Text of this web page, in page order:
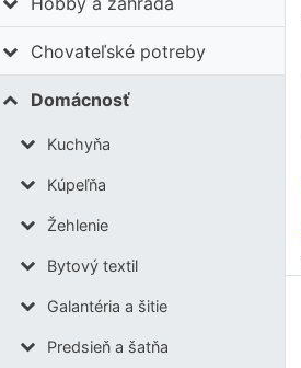
Chovateľské potreby
Domácnosť
Kuchyňa
Kúpeľňa
Žehlenie
Bytový textil
Galantéria a šitie
Predsieň a šatňa